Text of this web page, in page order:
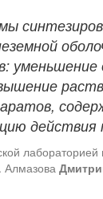
уменьшение
действия
Алмазова